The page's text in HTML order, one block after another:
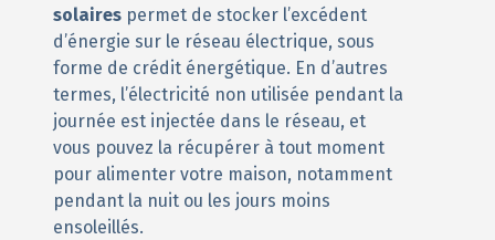
solaires permet de stocker l’excédent
d’énergie sur le réseau électrique, sous
forme de crédit énergétique. En d’autres
termes, l’électricité non utilisée pendant la
journée est injectée dans le réseau, et
vous pouvez la récupérer à tout moment
pour alimenter votre maison, notamment
pendant la nuit ou les jours moins
ensoleillés.